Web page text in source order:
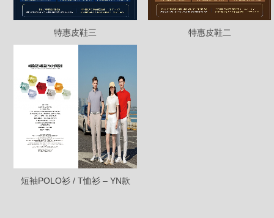
特惠皮鞋三 特惠皮鞋二
短袖POLO衫 / T恤衫 – YN款